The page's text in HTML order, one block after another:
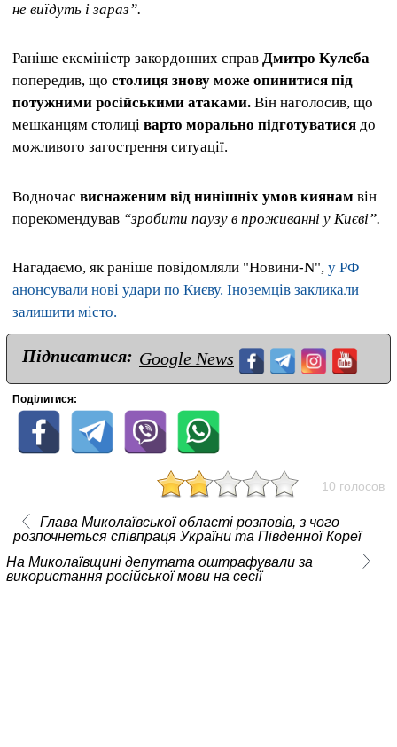
не виїдуть і зараз”.
Раніше ексміністр закордонних справ Дмитро Кулеба
попередив, що столиця знову може опинитися під
потужними російськими атаками. Він наголосив, що
мешканцям столиці варто морально підготуватися до
можливого загострення ситуації.
Водночас виснаженим від нинішніх умов киянам він
порекомендував “зробити паузу в проживанні у Києві”.
Нагадаємо, як раніше повідомляли "Новини-N", у РФ
анонсували нові удари по Києву. Іноземців закликали
залишити місто.
Підписатися: Google News
Поділитися:
10 голосов
Глава Миколаївської області розповів, з чого
розпочнеться співпраця України та Південної Кореї
На Миколаївщині депутата оштрафували за
використання російської мови на сесії